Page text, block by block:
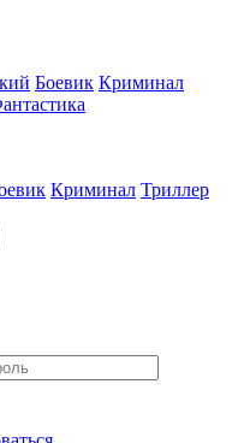
Боевик Криминал
Криминал Триллер